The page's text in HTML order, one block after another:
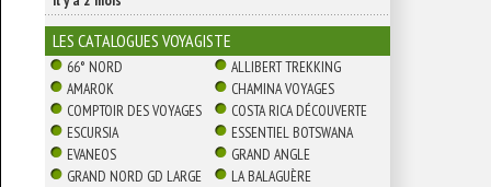
LES CATALOGUES VOYAGISTE
66° NORD
ALLIBERT TREKKING
AMAROK
CHAMINA VOYAGES
COMPTOIR DES VOYAGES
COSTA RICA DÉCOUVERTE
ESCURSIA
ESSENTIEL BOTSWANA
EVANEOS
GRAND ANGLE
GRAND NORD GD LARGE
LA BALAGUÈRE